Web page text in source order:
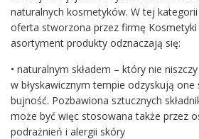
naturalnych kosmetyków. W tej
oferta stworzona przez firmę Kosmetyki
asortyment produkty odznaczają się:
• naturalnym składem – który nie
w błyskawicznym tempie odzyskują
bujność. Pozbawiona sztucznych
może być więc stosowana także przez
podrażnień i alergii skóry